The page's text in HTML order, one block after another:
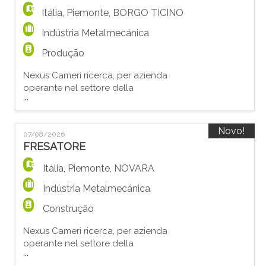
Itália, Piemonte, BORGO TICINO
Indústria Metalmecánica
Produção
Nexus Cameri ricerca, per azienda
operante nel settore della
metalmeccanica, un/a ADDETTO/A ALLA
PIEGATURA, PUNZONATURA LAMIERE E
TAGLIO LASER Le principali responsabilità
sono: - Utilizzo macchina piegatrice; -
Utilizzo strumento di puntatura; - Utilizzo
macchina taglio laser; - Controllo qualità
finale. I requisiti richiesti per svolgere la
...
07/08/2026
FRESATORE
Itália, Piemonte, NOVARA
Indústria Metalmecánica
Construção
Nexus Cameri ricerca, per azienda
operante nel settore della
metalmeccanica, un/a FRESATORE CNC.
...
Novo!